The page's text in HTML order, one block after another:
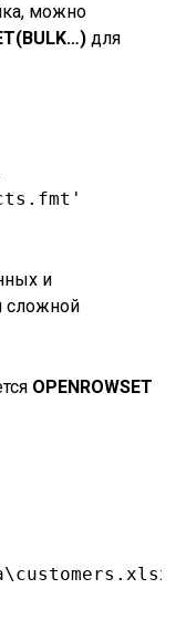
можно
для
и
сложной
OPENROWSET